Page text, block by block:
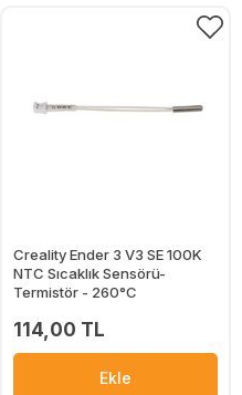
Creality Ender 3 V3 SE 100K
NTC Sıcaklık Sensörü-
Termistör - 260°C
114,00 TL
Ekle